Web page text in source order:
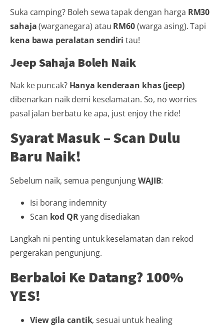
Suka camping? Boleh sewa tapak dengan harga RM30
sahaja(warganegara) atau RM60(warga asing). Tapi
kena bawa peralatan sendiri tau!
Jeep Sahaja Boleh Naik
Nak ke puncak? Hanya kenderaan khas (jeep)
dibenarkan naik demi keselamatan. So, no worries
pasal jalan berbatu ke apa, just enjoy the ride!
Syarat Masuk – Scan Dulu
Baru Naik!
Sebelum naik, semua pengunjungWAJIB:
Isi borang indemnity
Scan kod QRyang disediakan
Langkah ni penting untuk keselamatan dan rekod
pergerakan pengunjung.
Berbaloi Ke Datang? 100%
YES!
View gila cantik, sesuai untuk healing